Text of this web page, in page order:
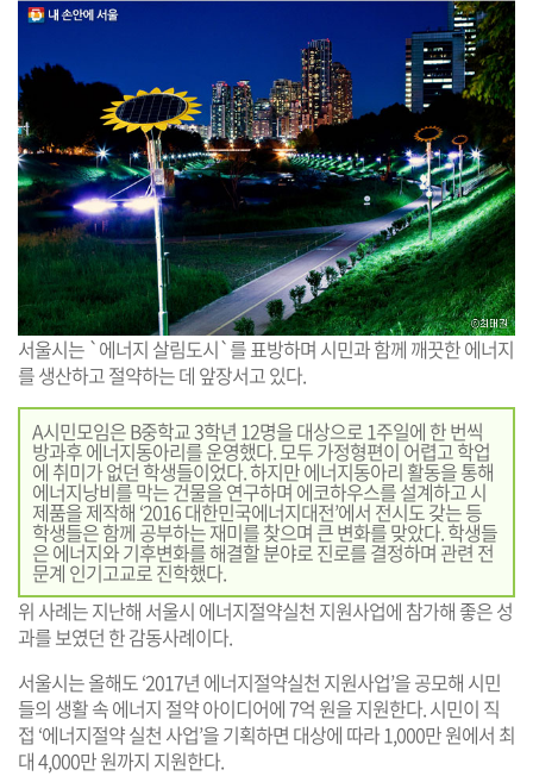
복
사
기
게
변
경
하
기
게
변
경
하
기
서울시는 `에너지 살림도시`를 표방하며 시민과 함께 깨끗한 에너지
를 생산하고 절약하는 데 앞장서고 있다.
A시민모임은 B중학교 3학년 12명을 대상으로 1주일에 한 번씩
방과후 에너지동아리를 운영했다. 모두 가정형편이 어렵고 학업
에 취미가 없던 학생들이었다. 하지만 에너지동아리 활동을 통해
에너지낭비를 막는 건물을 연구하며 에코하우스를 설계하고 시
제품을 제작해 ‘2016 대한민국에너지대전’에서 전시도 갖는 등
학생들은 함께 공부하는 재미를 찾으며 큰 변화를 맞았다. 학생들
은 에너지와 기후변화를 해결할 분야로 진로를 결정하며 관련 전
문계 인기고교로 진학했다.
위 사례는 지난해 서울시 에너지절약실천 지원사업에 참가해 좋은 성
과를 보였던 한 감동사례이다.
서울시는 올해도 ‘2017년 에너지절약실천 지원사업’을 공모해 시민
들의 생활 속 에너지 절약 아이디어에 7억 원을 지원한다. 시민이 직
접 ‘에너지절약 실천 사업’을 기획하면 대상에 따라 1,000만 원에서 최
대 4,000만 원까지 지원한다.